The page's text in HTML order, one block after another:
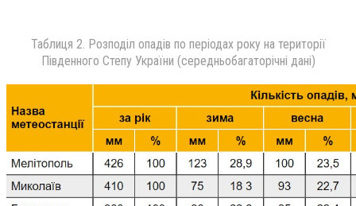
Таблиця 2. Розподіл опадів по періодах року на території
Південного Степу України (середньобагаторічні дані)